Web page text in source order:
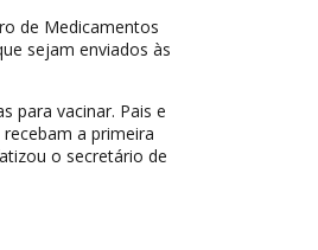
de Medicamentos
sejam enviados às
para vacinar. Pais e
a primeira
o secretário de